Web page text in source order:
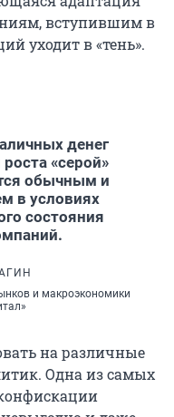
вступившим в
уходит в «тень».
денег
«серой»
обычным и
в условиях
состояния
и макроэкономики
на различные
Одна из самых